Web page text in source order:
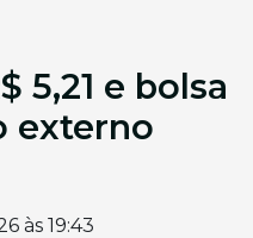
5,21 e bolsa
externo
às 19:43